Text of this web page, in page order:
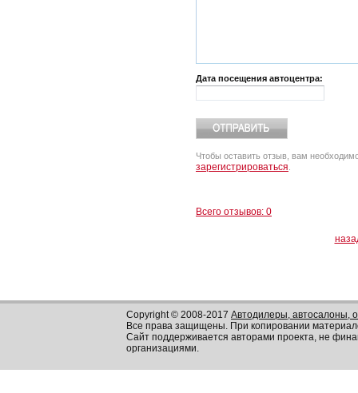
Дата посещения автоцентра:
Чтобы оставить отзыв, вам
зарегистрироваться
Всего отзывов: 0
Copyright © 2008-2017 Автодилеры, автосалоны,
Все права защищены. При копировании
Сайт поддерживается авторами проекта, не
организациями.